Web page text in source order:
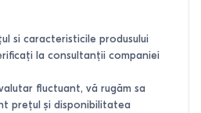
si caracteristicile produsului
la consultanții companiei
fluctuant, vă rugăm sa
prețul și disponibilitatea